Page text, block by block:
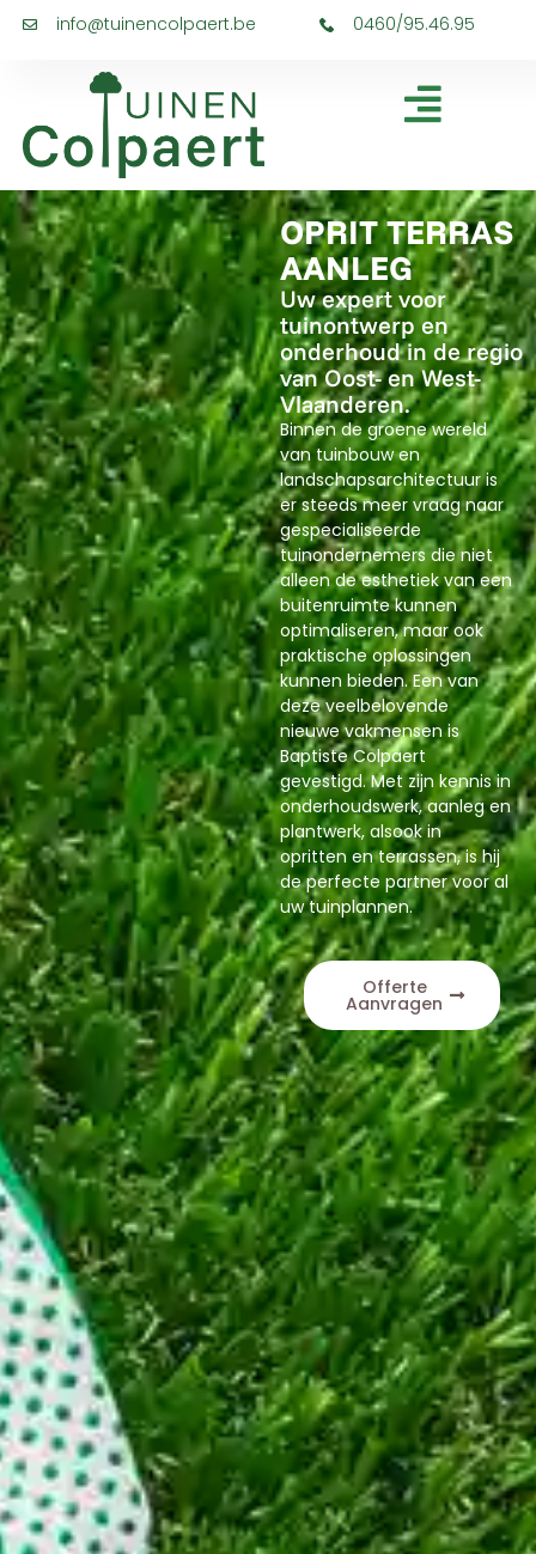
info@tuinencolpaert.be 0460/95.46.95
OPRIT TERRAS
AANLEG
Uw expert voor
tuinontwerp en
onderhoud in de regio
van Oost- en West-
Vlaanderen.
Binnen de groene wereld
van tuinbouw en
landschapsarchitectuur is
er steeds meer vraag naar
gespecialiseerde
tuinondernemers die niet
alleen de esthetiek van een
buitenruimte kunnen
optimaliseren, maar ook
praktische oplossingen
kunnen bieden. Een van
deze veelbelovende
nieuwe vakmensen is
Baptiste Colpaert
gevestigd. Met zijn kennis in
onderhoudswerk, aanleg en
plantwerk, alsook in
opritten en terrassen, is hij
de perfecte partner voor al
uw tuinplannen.
Offerte
Aanvragen